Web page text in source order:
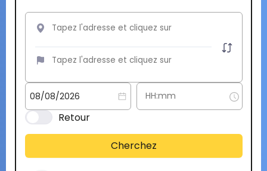
Retour
Cherchez